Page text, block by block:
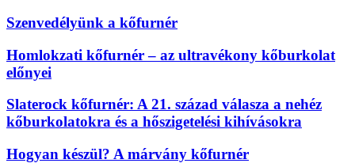
Szenvedélyünk a kőfurnér
Homlokzati kőfurnér – az ultravékony kőburkolat
előnyei
Slaterock kőfurnér: A 21. század válasza a nehéz
kőburkolatokra és a hőszigetelési kihívásokra
Hogyan készül? A márvány kőfurnér